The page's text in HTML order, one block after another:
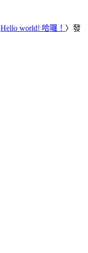
Hello world! 哈囉！ 〉發